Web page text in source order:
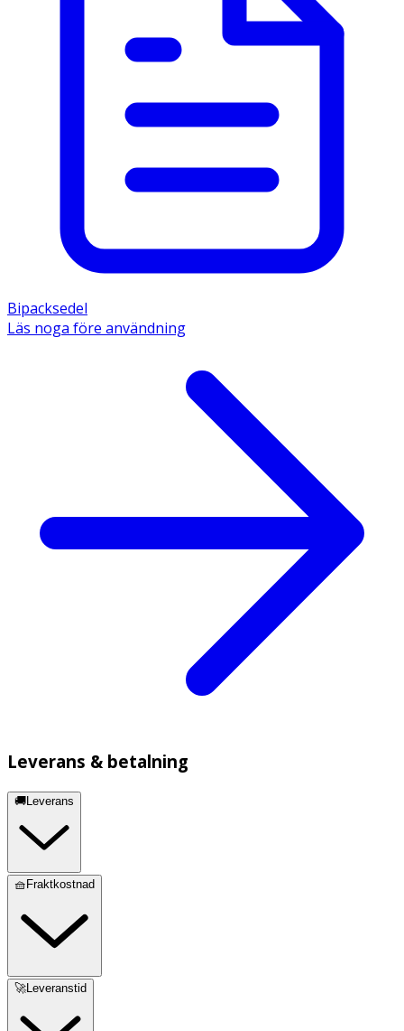
Bipacksedel
Läs noga före användning
Leverans & betalning
🚚Leverans
🧺Fraktkostnad
🚀Leveranstid